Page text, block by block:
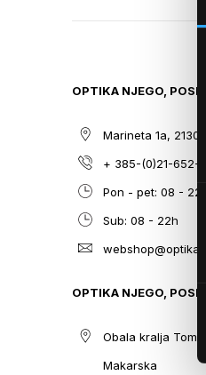
THE
THE
GALLERY
OPTIKA NJEGO,
Marineta 1a,
+ 385-(0)21-652-
Pon - pet: 08 - 22h,
Sub: 08 - 22h
OPTIKA NJEGO,
Obala kralja
Makarska